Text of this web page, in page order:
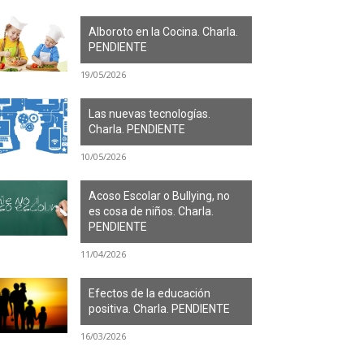
Alboroto en la Cocina. Charla.
PENDIENTE
19/05/2026
Las nuevas tecnologías.
Charla. PENDIENTE
10/05/2026
Acoso Escolar o Bullying, no
es cosa de niños. Charla.
PENDIENTE
11/04/2026
Efectos de la educación
positiva. Charla. PENDIENTE
16/03/2026